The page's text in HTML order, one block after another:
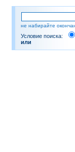
не набирайте
Условие поиска:
или